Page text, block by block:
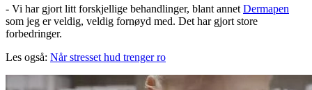
- Vi har gjort litt forskjellige behandlinger, blant annet Dermapen
som jeg er veldig, veldig fornøyd med. Det har gjort store
forbedringer.
Les også: Når stresset hud trenger ro